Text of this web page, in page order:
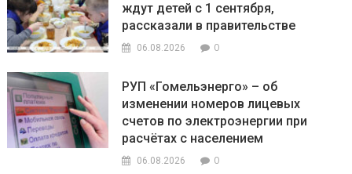
ждут детей с 1 сентября,
рассказали в правительстве
06.08.2026 0
РУП «Гомельэнерго» – об
изменении номеров лицевых
счетов по электроэнергии при
расчётах с населением
06.08.2026 0